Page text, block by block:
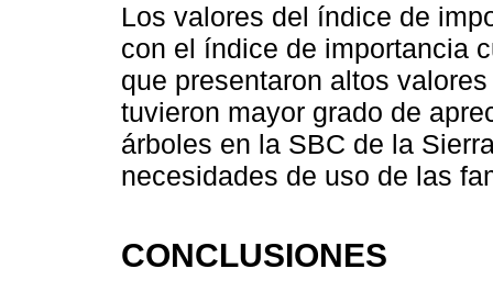
Los valores del índice de
con el índice de importancia
que presentaron altos
tuvieron mayor grado de
árboles en la SBC de la
necesidades de uso de las
CONCLUSIONES